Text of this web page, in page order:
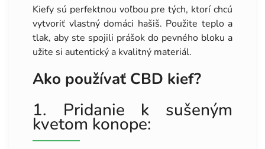
Kiefy sú perfektnou voľbou pre tých, ktorí chcú
vytvoriť vlastný domáci hašiš. Použite teplo a
tlak, aby ste spojili prášok do pevného bloku a
užite si autentický a kvalitný materiál.
Ako používať CBD kief?
1. Pridanie k sušeným
kvetom konope: